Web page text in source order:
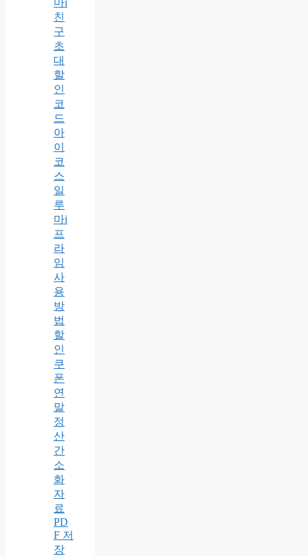
친
구
초
대
할
인
코
드
아
이
코
스
일
루
마i
프
라
임
사
용
방
법
할
인
쿠
폰
연
말
정
산
간
소
화
자
료
PD
F 저
장